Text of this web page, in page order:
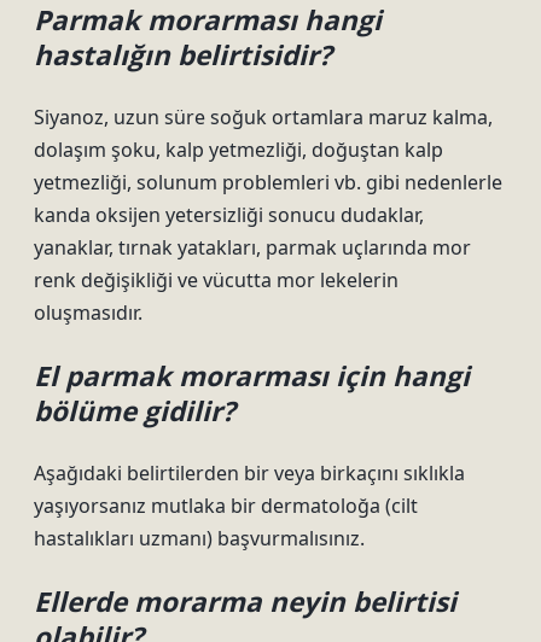
Parmak morarması hangi
hastalığın belirtisidir?
Siyanoz, uzun süre soğuk ortamlara maruz kalma,
dolaşım şoku, kalp yetmezliği, doğuştan kalp
yetmezliği, solunum problemleri vb. gibi nedenlerle
kanda oksijen yetersizliği sonucu dudaklar,
yanaklar, tırnak yatakları, parmak uçlarında mor
renk değişikliği ve vücutta mor lekelerin
oluşmasıdır.
El parmak morarması için hangi
bölüme gidilir?
Aşağıdaki belirtilerden bir veya birkaçını sıklıkla
yaşıyorsanız mutlaka bir dermatoloğa (cilt
hastalıkları uzmanı) başvurmalısınız.
Ellerde morarma neyin belirtisi